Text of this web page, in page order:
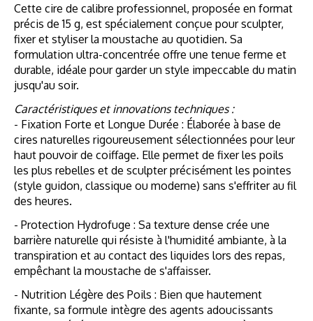
Cette cire de calibre professionnel, proposée en format
précis de 15 g, est spécialement conçue pour sculpter,
fixer et styliser la moustache au quotidien. Sa
formulation ultra-concentrée offre une tenue ferme et
durable, idéale pour garder un style impeccable du matin
jusqu'au soir.
Caractéristiques et innovations techniques :
- Fixation Forte et Longue Durée : Élaborée à base de
cires naturelles rigoureusement sélectionnées pour leur
haut pouvoir de coiffage. Elle permet de fixer les poils
les plus rebelles et de sculpter précisément les pointes
(style guidon, classique ou moderne) sans s'effriter au fil
des heures.
- Protection Hydrofuge : Sa texture dense crée une
barrière naturelle qui résiste à l'humidité ambiante, à la
transpiration et au contact des liquides lors des repas,
empêchant la moustache de s'affaisser.
- Nutrition Légère des Poils : Bien que hautement
fixante, sa formule intègre des agents adoucissants